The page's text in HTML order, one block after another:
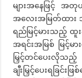
များအနေဖြင့် အ
အလေးအမြတ်ထား
ရည်မြင့်မားသည့် ထူ
အရင်းအမြစ် မြင့်မ
မြှင့်တင်ပေးလိုသ
ချီးမြှင့်ပေးရခြင်